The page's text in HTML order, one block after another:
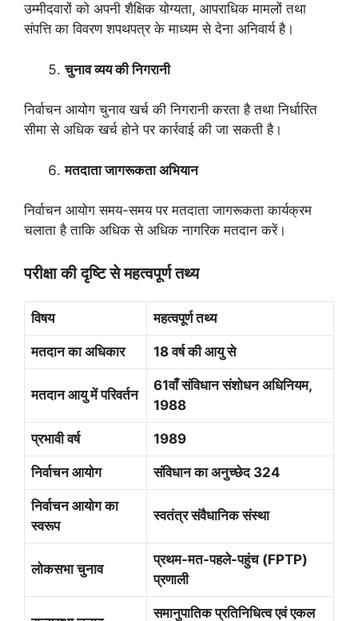
उम्मीदवारों को अपनी शैक्षिक योग्यता, आपराधिक मामलों तथा
संपत्ति का विवरण शपथपत्र के माध्यम से देना अनिवार्य है।
चुनाव व्यय की निगरानी
निर्वाचन आयोग चुनाव खर्च की निगरानी करता है तथा निर्धारित
सीमा से अधिक खर्च होने पर कार्रवाई की जा सकती है।
मतदाता जागरूकता अभियान
निर्वाचन आयोग समय-समय पर मतदाता जागरूकता कार्यक्रम
चलाता है ताकि अधिक से अधिक नागरिक मतदान करें।
परीक्षा की दृष्टि से महत्वपूर्ण तथ्य
विषय महत्वपूर्ण तथ्य
मतदान का अधिकार 18वर्ष की आयु से
मतदान आयु में परिवर्तन
61वाँ संविधान संशोधन अधिनियम,
1988
प्रभावी वर्ष 1989
निर्वाचन आयोग संविधान का अनुच्छेद 324
निर्वाचन आयोग का
स्वरूप
स्वतंत्र संवैधानिक संस्था
लोकसभा चुनाव
प्रथम-मत-पहले-पहुंच (FPTP)
प्रणाली
समानुपातिक प्रतिनिधित्व एवं एकल